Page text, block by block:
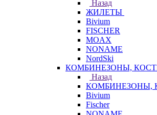
Назад
ЖИЛЕТЫ
Bivium
FISCHER
MOAX
NONAME
NordSki
КОМБИНЕЗОНЫ,
Назад
КОМБИНЕЗОНЫ,
Bivium
Fischer